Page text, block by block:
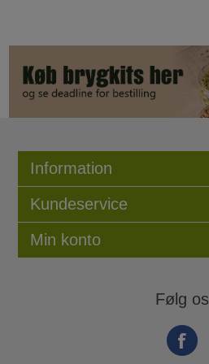
Information
Kundeservice
Min konto
Følg os